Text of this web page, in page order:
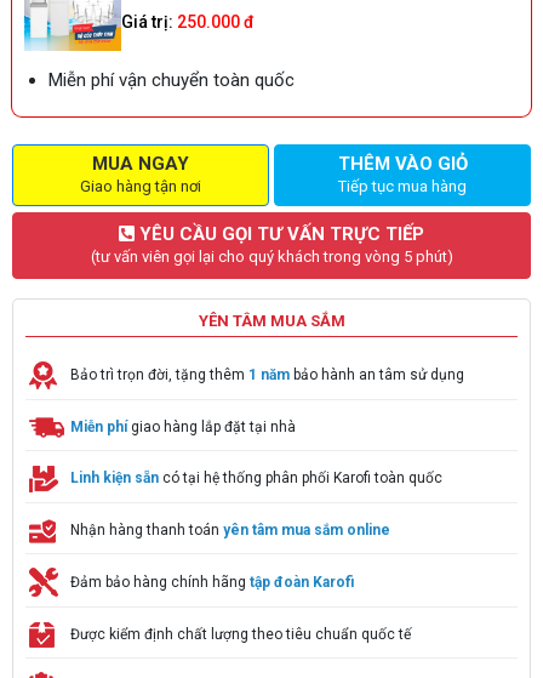
Miễn phí vận chuyển toàn quốc
Giá trị: 250.000 đ
MUA NGAY
Giao hàng tận nơi
THÊM VÀO GIỎ
Tiếp tục mua hàng
YÊU CẦU GỌI TƯ VẤN TRỰC TIẾP
(tư vấn viên gọi lại cho quý khách trong vòng 5 phút)
YÊN TÂM MUA SẮM
Bảo trì trọn đời, tặng thêm 1 năm bảo hành an tâm sử dụng
Miễn phígiao hàng lắp đặt tại nhà
Linh kiện sẵn có tại hệ thống phân phối Karofi toàn quốc
Nhận hàng thanh toán yên tâm mua sắm online
Đảm bảo hàng chính hãng tập đoàn Karofi
Được kiểm định chất lượng theo tiêu chuẩn quốc tế